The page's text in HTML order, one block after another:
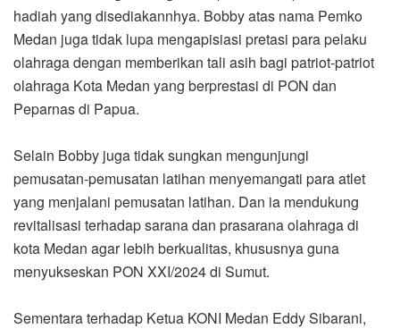
hadiah yang disediakannhya. Bobby atas nama Pemko
Medan juga tidak lupa mengapisiasi pretasi para pelaku
olahraga dengan memberikan tali asih bagi patriot-patriot
olahraga Kota Medan yang berprestasi di PON dan
Peparnas di Papua.
Selain Bobby juga tidak sungkan mengunjungi
pemusatan-pemusatan latihan menyemangati para atlet
yang menjalani pemusatan latihan. Dan ia mendukung
revitalisasi terhadap sarana dan prasarana olahraga di
kota Medan agar lebih berkualitas, khususnya guna
menyukseskan PON XXI/2024 di Sumut.
Sementara terhadap Ketua KONI Medan Eddy Sibarani,